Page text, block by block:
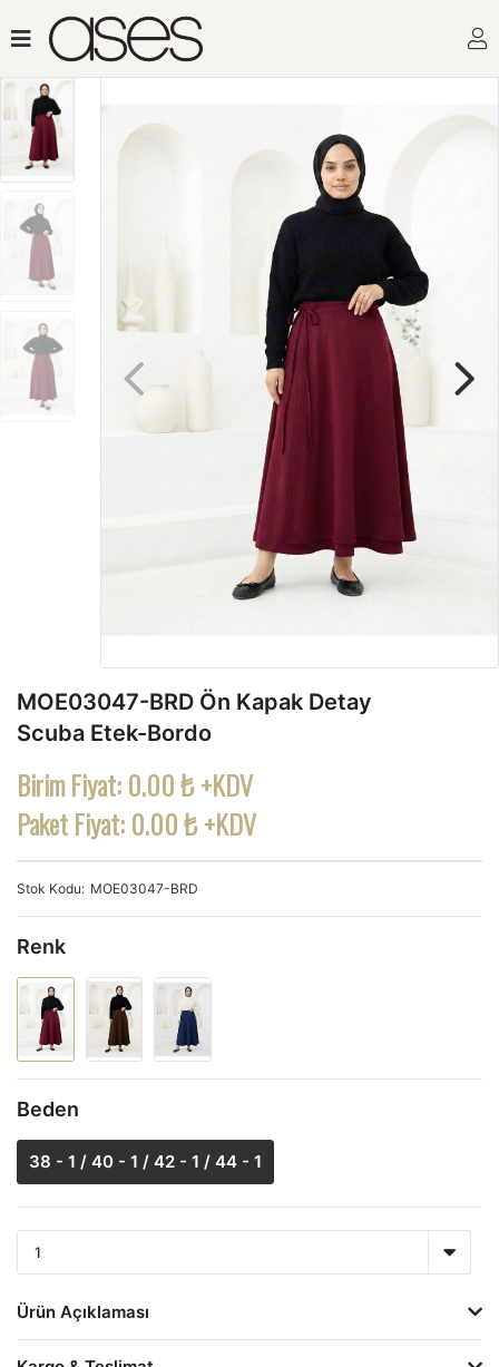
MOE03047-BRD Ön Kapak Detay
Scuba Etek-Bordo
Birim Fiyat:0.00 ₺ +KDV
Paket Fiyat:0.00 ₺ +KDV
Stok Kodu MOE03047-BRD
Renk
Beden
38 - 1 / 40 - 1 / 42 - 1 / 44 - 1
Ürün Açıklaması